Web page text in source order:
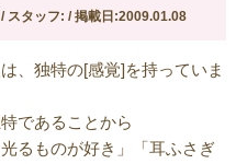
スタッフ: / 掲載日:2009.01.08
、独特の[感覚]を持っていま
であることから
るものが好き」「耳ふさぎ